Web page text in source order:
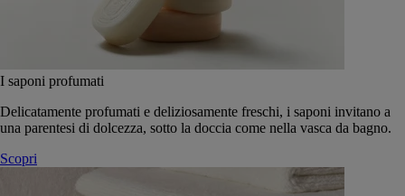
I saponi profumati
Delicatamente profumati e deliziosamente freschi, i saponi invitano a
una parentesi di dolcezza, sotto la doccia come nella vasca da bagno.
Scopri